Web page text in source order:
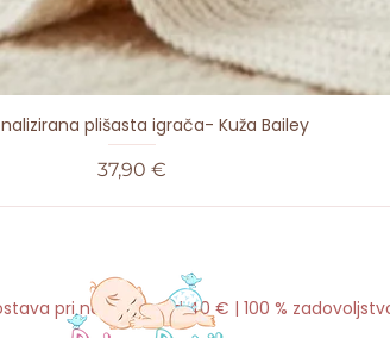
plišasta igrača- Kuža Bailey
Cena
37,90 €
pri naročilu nad 40 € | 100 %